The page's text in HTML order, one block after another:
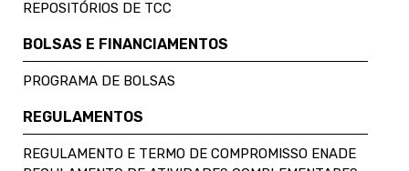
REPOSITÓRIOS DE TCC
BOLSAS E FINANCIAMENTOS
PROGRAMA DE BOLSAS
REGULAMENTOS
REGULAMENTO E TERMO DE COMPROMISSO ENADE